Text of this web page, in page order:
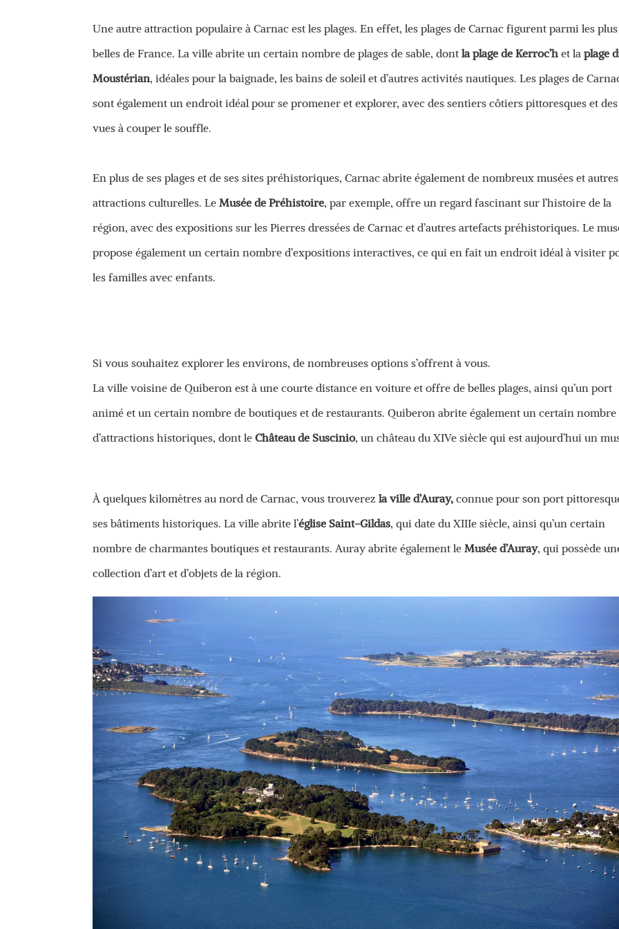
Une autre attraction populaire à Carnac est les plages. En effet, les plages de Carnac figurent parmi les plus
belles de France. La ville abrite un certain nombre de plages de sable, dontla plage de Kerroc’h et laplage
Moustérian, idéales pour la baignade, les bains de soleil et d’autres activités nautiques. Les plages de
sont également un endroit idéal pour se promener et explorer, avec des sentiers côtiers pittoresques et des
vues à couper le souffle.
En plus de ses plages et de ses sites préhistoriques, Carnac abrite également de nombreux musées et autres
attractions culturelles. Le Musée de Préhistoire, par exemple, offre un regard fascinant sur l’histoire de la
région, avec des expositions sur les Pierres dressées de Carnac et d’autres artefacts préhistoriques. Le
propose également un certain nombre d’expositions interactives, ce qui en fait un endroit idéal à visiter
les familles avec enfants.
Si vous souhaitez explorer les environs, de nombreuses options s’offrent à vous.
La ville voisine de Quiberon est à une courte distance en voiture et offre de belles plages, ainsi qu’un port
animé et un certain nombre de boutiques et de restaurants. Quiberon abrite également un certain nombre
d’attractions historiques, dont leChâteau de Suscinio, un château du XIVe siècle qui est aujourd’hui un
À quelques kilomètres au nord de Carnac, vous trouverezla ville d’Auray, connue pour son port
ses bâtiments historiques. La ville abrite l’église Saint-Gildas, qui date du XIIIe siècle, ainsi qu’un certain
nombre de charmantes boutiques et restaurants. Auray abrite également le Musée d’Auray, qui possède
collection d’art et d’objets de la région.